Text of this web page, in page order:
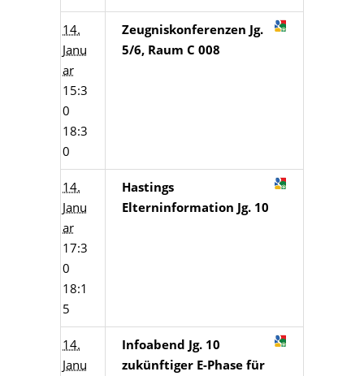
14.
Janu
ar
15:3
0
18:3
0
Zeugniskonferenzen Jg.
5/6, Raum C 008
14.
Janu
ar
17:3
0
18:1
5
Hastings
Elterninformation Jg. 10
14.
Janu
Infoabend Jg. 10
zukünftiger E-Phase für